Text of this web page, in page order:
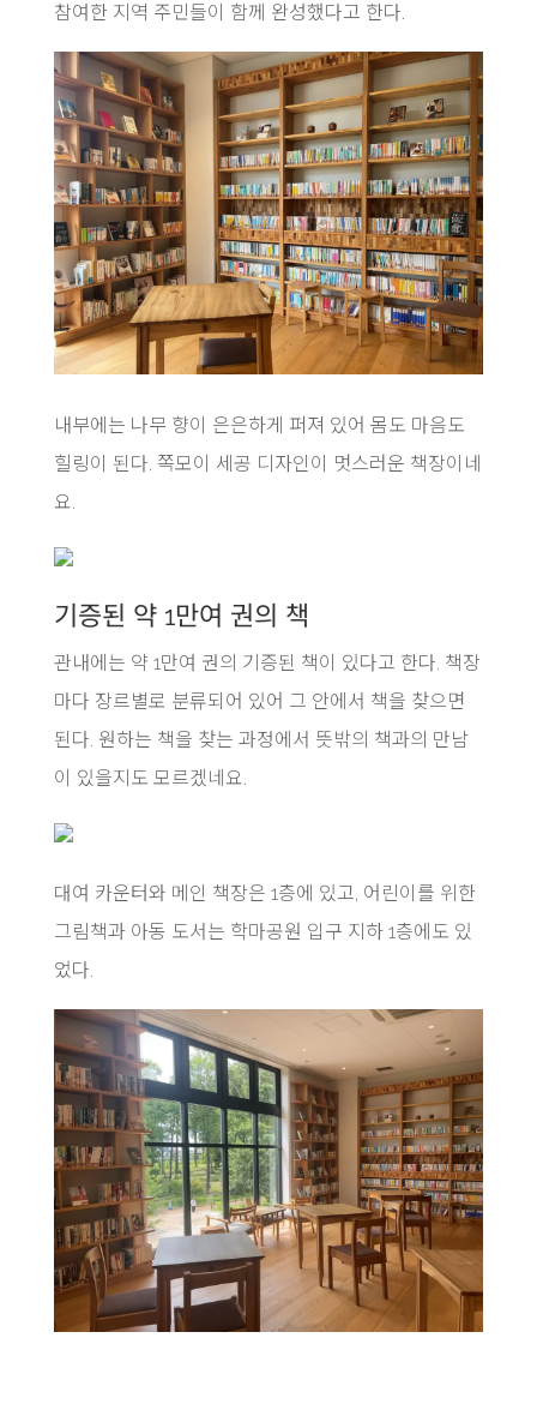
참여한 지역 주민들이 함께 완성했다고 한다.
내부에는 나무 향이 은은하게 퍼져 있어 몸도 마음도
힐링이 된다. 쪽모이 세공 디자인이 멋스러운 책장이네
요.
기증된 약 1만여 권의 책
관내에는 약 1만여 권의 기증된 책이 있다고 한다. 책장
마다 장르별로 분류되어 있어 그 안에서 책을 찾으면
된다. 원하는 책을 찾는 과정에서 뜻밖의 책과의 만남
이 있을지도 모르겠네요.
대여 카운터와 메인 책장은 1층에 있고, 어린이를 위한
그림책과 아동 도서는 학마공원 입구 지하 1층에도 있
었다.